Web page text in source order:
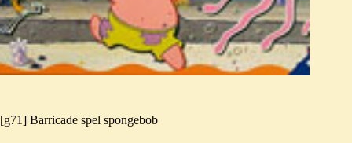
[g71] Barricade spel spongebob